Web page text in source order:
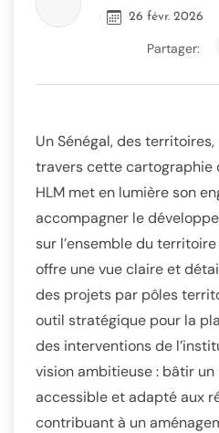
26 févr. 2026
Partager:
Un Sénégal, des
travers cette cartographie
HLM met en lumière son
accompagner le
sur l’ensemble du
offre une vue claire et
des projets par pôles
outil stratégique pour la
des interventions de
vision ambitieuse : bâtir
accessible et adapté aux
contribuant à un